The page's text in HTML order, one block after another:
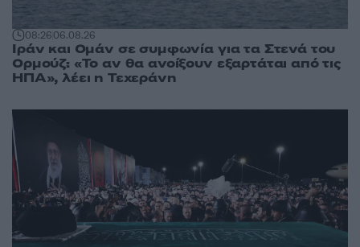
08:2606.08.26
Ιράν και Ομάν σε συμφωνία για τα Στενά του
Ορμούζ: «Το αν θα ανοίξουν εξαρτάται από τις
ΗΠΑ», λέει η Τεχεράνη